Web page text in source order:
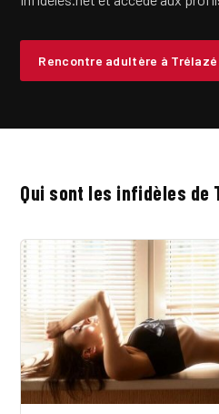
Rencontre adultère à
Qui sont les infidèles de